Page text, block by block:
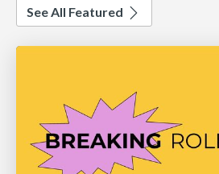
See All Featured